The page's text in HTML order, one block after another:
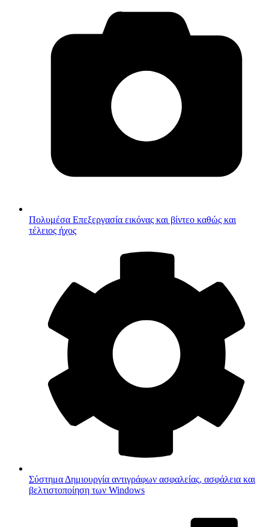
Πολυμέσα Επεξεργασία εικόνας και βίντεο καθώς και
τέλειος ήχος
Σύστημα Δημιουργία αντιγράφων ασφαλείας, ασφάλεια και
βελτιστοποίηση των Windows